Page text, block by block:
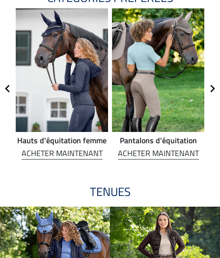
Hauts d'équitation femme
ACHETER MAINTENANT
Pantalons d'équitation
ACHETER MAINTENANT
TENUES